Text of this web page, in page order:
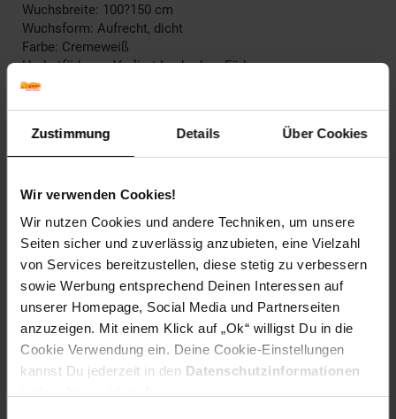
Zustimmung Details Über Cookies
Wir verwenden Cookies!
Wir nutzen Cookies und andere Techniken, um unsere
Seiten sicher und zuverlässig anzubieten, eine Vielzahl
von Services bereitzustellen, diese stetig zu verbessern
sowie Werbung entsprechend Deinen Interessen auf
unserer Homepage, Social Media und Partnerseiten
anzuzeigen. Mit einem Klick auf „Ok“ willigst Du in die
Cookie Verwendung ein. Deine Cookie-Einstellungen
kannst Du jederzeit in den Datenschutzinformationen
Wuchsbreite: 100?150 cm
Wuchsform: Aufrecht, dicht
Farbe: Cremeweiß
Herbstfärbung: Verliert Laub ohne Färbung
Blütenfarbe: Weiß
Geschmack: X
Frucht: Zierfrucht, nicht essbar
Standort und Pflege
Standortempfehlung: Sonnig bis halbschattig,
Pflegeaufwand: Wenig,Mittel
Lichtbedarf: Sonnig-Halbschattig
Wasserbedarf: Mittel
Rückschnitt: Regelmäßiger Formschnitt notwendig
Schnittverträglichkeit: Sehr gut
Bodenansprüche: nährstoffreich und gut durchlässig
Nährstoffgehalt: Mittel
Frosthärte: bis -25 °C
Verwendung: Als geschnittene Hecke,Als Formgehölz,Als